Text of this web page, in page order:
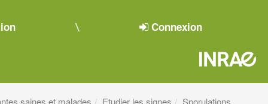
Connexion
saines et malades Etudier les signes Sporulations,